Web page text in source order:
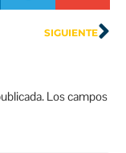
SIGUIENTE
Los campos